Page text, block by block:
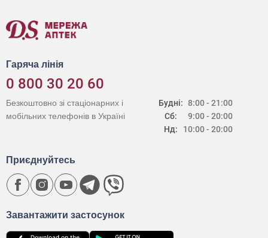
Гаряча лінія
0 800 30 20 60
Будні:
Сб:
Нд:
8:00 - 21:00
9:00 - 20:00
10:00 - 20:00
Безкоштовно зі стаціонарних і
мобільних телефонів в Україні
Завантажити застосунок
Приєднуйтесь